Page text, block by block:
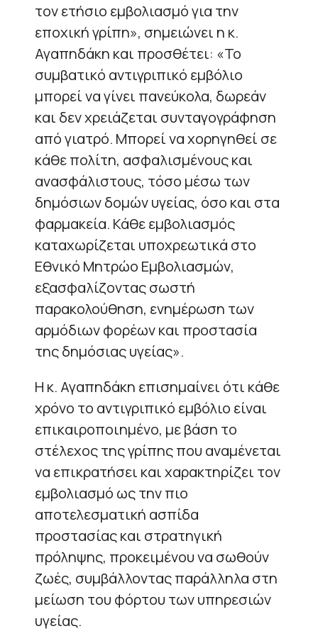
τον ετήσιο εμβολιασμό για την
εποχική γρίπη», σημειώνει η κ.
Αγαπηδάκη και προσθέτει: «Το
συμβατικό αντιγριπικό εμβόλιο
μπορεί να γίνει πανεύκολα, δωρεάν
και δεν χρειάζεται συνταγογράφηση
από γιατρό. Μπορεί να χορηγηθεί σε
κάθε πολίτη, ασφαλισμένους και
ανασφάλιστους, τόσο μέσω των
δημόσιων δομών υγείας, όσο και στα
φαρμακεία. Κάθε εμβολιασμός
καταχωρίζεται υποχρεωτικά στο
Εθνικό Μητρώο Εμβολιασμών,
εξασφαλίζοντας σωστή
παρακολούθηση, ενημέρωση των
αρμόδιων φορέων και προστασία
της δημόσιας υγείας».
Η κ. Αγαπηδάκη επισημαίνει ότι κάθε
χρόνο το αντιγριπικό εμβόλιο είναι
επικαιροποιημένο, με βάση το
στέλεχος της γρίπης που αναμένεται
να επικρατήσει και χαρακτηρίζει τον
εμβολιασμό ως την πιο
αποτελεσματική ασπίδα
προστασίας και στρατηγική
πρόληψης, προκειμένου να σωθούν
ζωές, συμβάλλοντας παράλληλα στη
μείωση του φόρτου των υπηρεσιών
υγείας.